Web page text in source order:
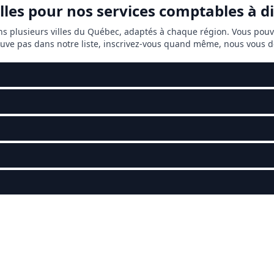
pour nos services comptables à
plusieurs villes du Québec, adaptés à chaque région. Vous
pas dans notre liste, inscrivez-vous quand même, nous vous